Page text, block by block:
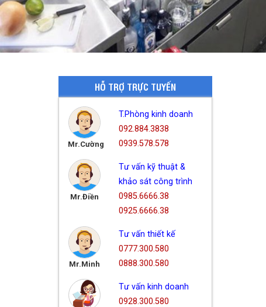
HỖ TRỢ TRỰC TUYẾN
Mr.Cường
T.Phòng kinh doanh
092.884.3838
0939.578.578
Mr.Điền
Tư vấn kỹ thuật &
khảo sát công trình
0985.6666.38
0925.6666.38
Mr.Minh
Tư vấn thiết kế
0777.300.580
0888.300.580
Tư vấn kinh doanh
0928.300.580